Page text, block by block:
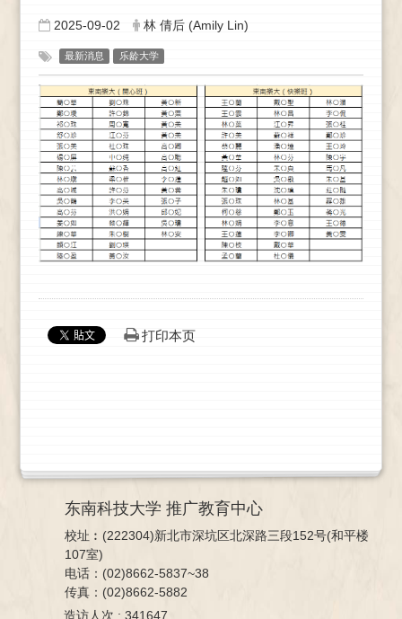
2025-09-02 林 倩后 (Amily Lin)
最新消息 乐龄大学
打印本页
东南科技大学 推广教育中心
校址︰(222304)新北市深坑区北深路三段152号(和平楼
107室)
电话：(02)8662-5837~38
传真：(02)8662-5882
造访人次 : 341647